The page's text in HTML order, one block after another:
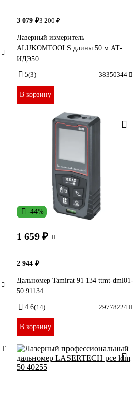
3 079 ₽3 200 ₽
Лазерный измеритель
ALUKOMTOOLS длины 50 м АТ-
ИДЭ50
5(3) 38350344
В корзину
-44%
1 659 ₽
2 944 ₽
Дальномер Tamirat 91 134 ttmt-dml01-
50 91134
4.6(14) 29778224
В корзину